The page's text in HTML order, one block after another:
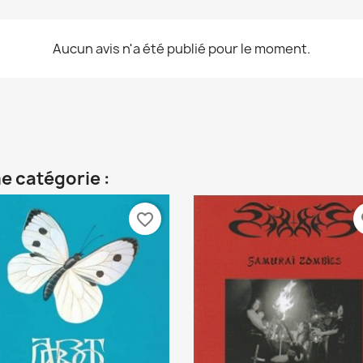
Aucun avis n'a été publié pour le moment.
catégorie :
favorite_border